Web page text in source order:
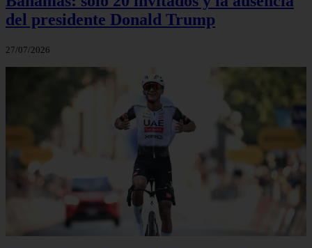
del presidente Donald Trump
27/07/2026